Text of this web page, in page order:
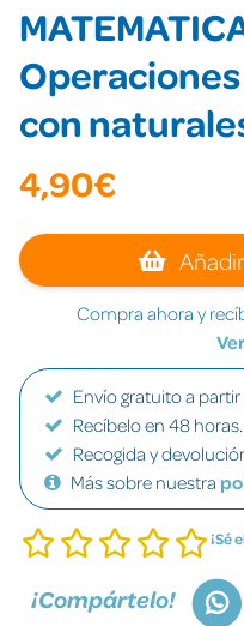
con
4,90€
Compra ahora y
Envío gratuito a
Recíbelo en 48
Recogida y
Más sobre nuestra
¡Sé
¡Compártelo!